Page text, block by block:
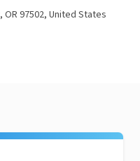
OR 97502, United States